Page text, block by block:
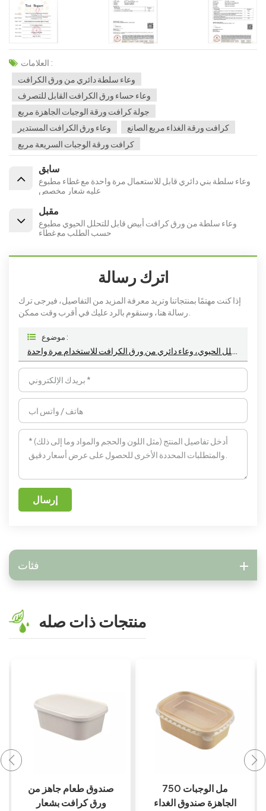
العلامات :
وعاء سلطة دائري من ورق الكرافت
وعاء حساء ورق الكرافت القابل للتصرف
جولة كرافت ورقة الوجبات الجاهزة مربع
وعاء ورق الكرافت المستدير
كرافت ورقة الغذاء مربع الصانع
كرافت ورقة الوجبات السريعة مربع
سابق
وعاء سلطة بني دائري قابل للاستعمال مرة واحدة مع غطاء مطبوع
عليه شعار مخصص
مقبل
وعاء سلطة من ورق كرافت أبيض قابل للتحلل الحيوي مطبوع
حسب الطلب مع غطاء
اترك رسالة
إذا كنت مهتمًا بمنتجاتنا وتريد معرفة المزيد من التفاصيل، فيرجى ترك
موضوع :
إرسال
فئات
منتجات ذات صله
750 مل الوجبات
الجاهزة صندوق الغداء
الوجبات الجاهزة كرافت
ورقة سلطة